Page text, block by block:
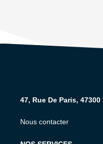
47, Rue De Paris,
Nous contacter